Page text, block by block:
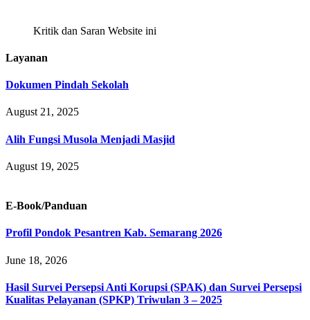
Kritik dan Saran Website ini
Layanan
Dokumen Pindah Sekolah
August 21, 2025
Alih Fungsi Musola Menjadi Masjid
August 19, 2025
E-Book/Panduan
Profil Pondok Pesantren Kab. Semarang 2026
June 18, 2026
Hasil Survei Persepsi Anti Korupsi (SPAK) dan Survei Persepsi
Kualitas Pelayanan (SPKP) Triwulan 3 – 2025